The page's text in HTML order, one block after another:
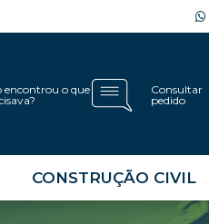
Consultar
pedido
encontrou o que
CONSTRUÇÃO CIVIL